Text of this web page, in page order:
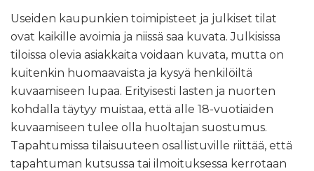
Useiden kaupunkien toimipisteet ja julkiset tilat
ovat kaikille avoimia ja niissä saa kuvata. Julkisissa
tiloissa olevia asiakkaita voidaan kuvata, mutta on
kuitenkin huomaavaista ja kysyä henkilöiltä
kuvaamiseen lupaa. Erityisesti lasten ja nuorten
kohdalla täytyy muistaa, että alle 18-vuotiaiden
kuvaamiseen tulee olla huoltajan suostumus.
Tapahtumissa tilaisuuteen osallistuville riittää, että
tapahtuman kutsussa tai ilmoituksessa kerrotaan